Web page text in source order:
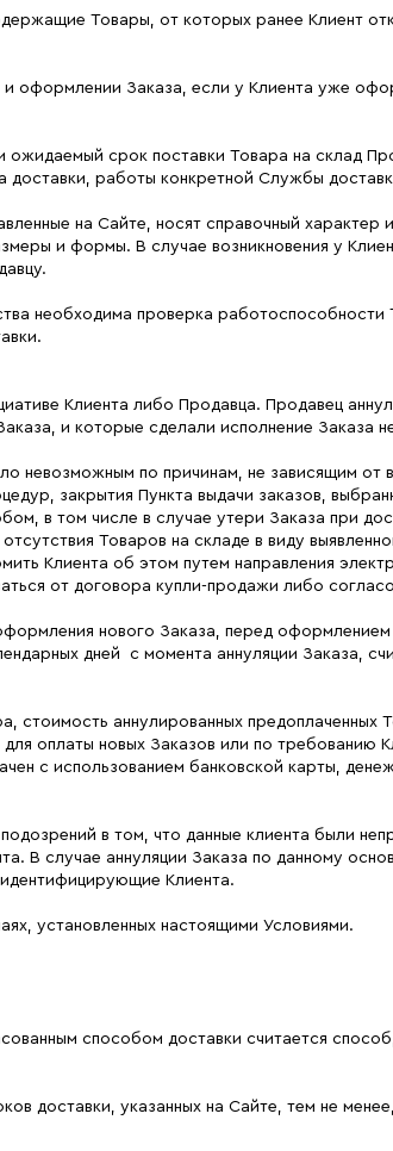
Товары, от которых ранее Клиент
и оформлении Заказа, если у Клиента уже
срок поставки Товара на склад
доставки, работы конкретной Службы
на Сайте, носят справочный
и формы. В случае возникновения у
необходима проверка
Клиента либо Продавца. Продавец
и которые сделали исполнение Заказа
невозможным по причинам, не зависящим от
закрытия Пункта выдачи заказов,
в том числе в случае утери Заказа при
Товаров на складе в виду
Клиента об этом путем направления
от договора купли-продажи либо
нового Заказа, перед
дней с момента аннуляции Заказа,
стоимость аннулированных
оплаты новых Заказов или по требованию
с использованием банковской карты,
в том, что данные клиента были
В случае аннуляции Заказа по данному
Клиента.
установленных настоящими Условиями.
способом доставки считается
доставки, указанных на Сайте, тем не